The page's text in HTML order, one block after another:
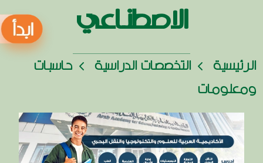
الاصطناعي
الرئيسية التخصصات الدراسية
حاسبات
ومعلومات